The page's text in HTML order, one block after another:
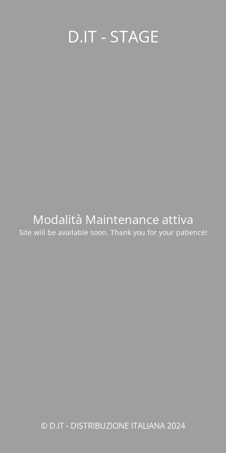
D.IT - STAGE
Modalità Maintenance attiva
Site will be available soon. Thank you for your patience!
© D.IT - DISTRIBUZIONE ITALIANA 2024